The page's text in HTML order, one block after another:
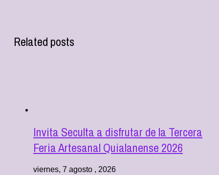
Related posts
Invita Seculta a disfrutar de la Tercera
Feria Artesanal Quialanense 2026
viernes, 7 agosto , 2026